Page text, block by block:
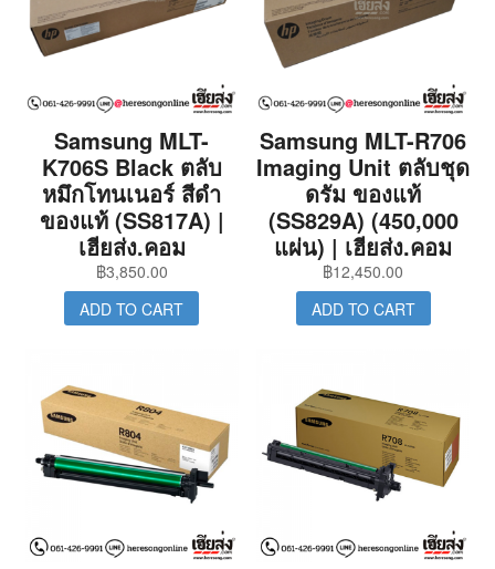
Samsung MLT-
K706S Black ตลับ
หมึกโทนเนอร์ สีดำ
ของแท้ (SS817A) |
เฮียส่ง.คอม
฿3,850.00
ADD TO CART
Samsung MLT-R706
Imaging Unit ตลับชุด
ดรัม ของแท้
(SS829A) (450,000
แผ่น) | เฮียส่ง.คอม
฿12,450.00
ADD TO CART